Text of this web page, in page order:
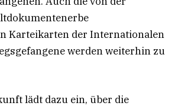
Karteikarten der Internationalen
werden weiterhin zu
lädt dazu ein, über die